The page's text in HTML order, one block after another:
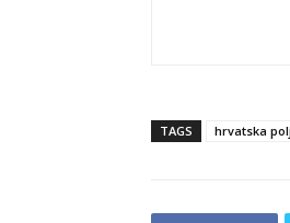
TAGS hrvatska